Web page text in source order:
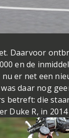
Daarvoor
en de
er net een
daar nog
betreft: die
Duke R, in